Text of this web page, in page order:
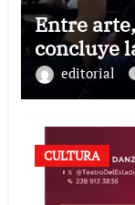
Entre
concluye
editorial
CULTURA